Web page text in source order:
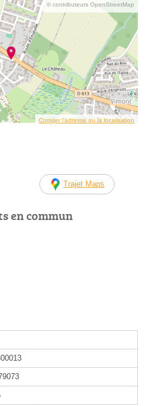
© contributeurs OpenStreetMap
Corriger l’adresse ou la localisation
Trajet Maps
en commun